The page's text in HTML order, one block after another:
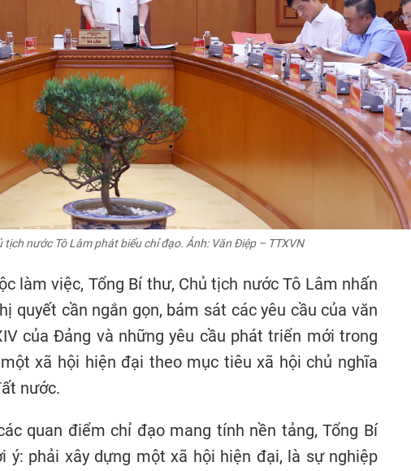
tịch nước Tô Lâm phát biểu chỉ đạo. Ảnh: Văn Điệp – TTXVN
làm việc, Tổng Bí thư, Chủ tịch nước Tô Lâm nhấn
quyết cần ngắn gọn, bám sát các yêu cầu của văn
của Đảng và những yêu cầu phát triển mới trong
xã hội hiện đại theo mục tiêu xã hội chủ nghĩa
nước.
quan điểm chỉ đạo mang tính nền tảng, Tổng Bí
ý: phải xây dựng một xã hội hiện đại, là sự nghiệp